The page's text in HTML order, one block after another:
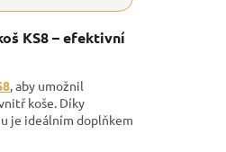
KS8 – efektivní
, aby umožnil
koše. Díky
je ideálním doplňkem